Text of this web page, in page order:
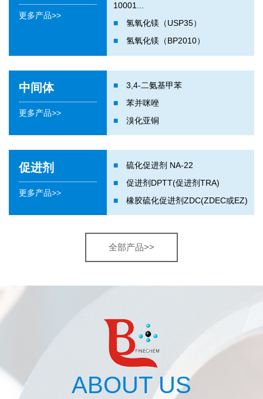
更多产品>>
10001...
■ 氢氧化镁（USP35）
■ 氢氧化镁（BP2010）
中间体
更多产品>>
■ 3,4-二氨基甲苯
■ 苯并咪唑
■ 溴化亚铜
促进剂
更多产品>>
■ 硫化促进剂 NA-22
■ 促进剂DPTT(促进剂TRA)
■ 橡胶硫化促进剂ZDC(ZDEC或EZ)
全部产品>>
ABOUT US